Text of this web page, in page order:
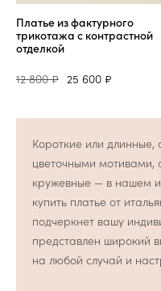
Платье из фактурного
трикотажа с контрастной
отделкой
12 800 ₽ 25 600 ₽
Короткие или длинные,
цветочными
кружевные — в нашем
купить платье от
подчеркнет вашу
представлен широкий
на любой случай и